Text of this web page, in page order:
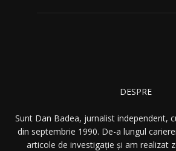
DESPRE
Sunt Dan Badea, jurnalist independent,
din septembrie 1990. De-a lungul
articole de investigație și am realizat